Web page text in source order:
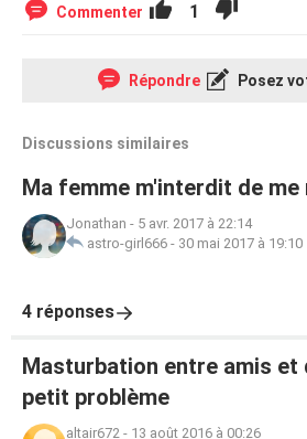
Commenter 1
Répondre Posez
Discussions similaires
Ma femme m'interdit de me
Jonathan - 5 avr. 2017 à 22:14
astro-girl666 - 30 mai 2017 à 19:10
4 réponses
Masturbation entre amis et
petit problème
altair672 - 13 août 2016 à 00:26